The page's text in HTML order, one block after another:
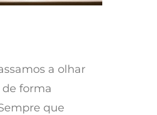
a olhar
de forma
que